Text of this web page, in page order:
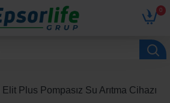
0
Plus Pompasız Su Arıtma Cihazı